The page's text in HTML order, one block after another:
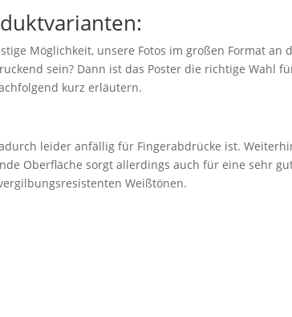
Möglichkeit, unsere Fotos im großen Format an
sein? Dann ist das Poster die richtige Wahl
kurz erläutern.
leider anfällig für Fingerabdrücke ist.
Oberfläche sorgt allerdings auch für eine sehr
Weißtönen.